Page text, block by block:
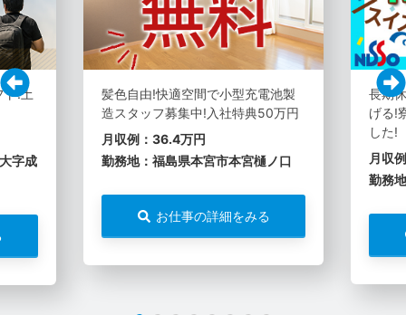
ト!土
字成
髪色自由!快適空間で小型充電池製
造スタッフ募集中!入社特典50万円
月収例：36.4万円
勤務地：福島県本宮市本宮樋ノ口
お仕事の詳細をみる
長期
げる!
した!
月収
勤務